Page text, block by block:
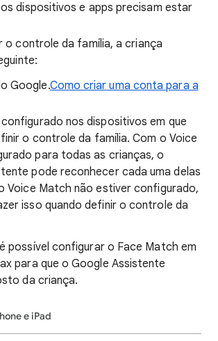
dispositivos e apps precisam estar
o controle da família, a criança
Google.Como criar uma conta para a
nos dispositivos em que
o controle da família. Com o Voice
para todas as crianças, o
pode reconhecer cada uma delas
Voice Match não estiver configurado,
isso quando definir o controle da
possível configurar o Face Match em
para que o Google Assistente
da criança.
e iPad